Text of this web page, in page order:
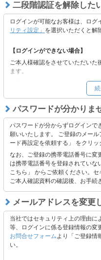
二段階認証を解除した
ログインが可能なお客様は、ログ
リティ設定」 を選択いただくと解
【ログインができない場合】
ご本人様確認をさせていただいた
ます。
二段階認証の解除をご希望の方へ
※二段階認証解除後も当社の定め
送付しております。メールの受
ャリア側に起因する可能性がご
いたします。
「@bitflyer.com」「
フィルタリング設定に当社が
迷惑メールフォルダに振り分
【上記にて解決できない場合】
以下よりお問い合わせください。
お問合せフォーム
パスワードが分かりま
パスワードが分からずログインで
願いいたします。 ご登録のメー
ード再設定を依頼する」 をクリッ
なお、ご登録の携帯電話番号に変
は携帯電話番号を登録されていな
こちら」 からご依頼ください。
ご本人確認資料の確認後、お手続
メールアドレスを変更
当社ではセキュリティ上の理由に
等、ログインに係る登録情報の変
お問合せフォームより「ご登録情
い。